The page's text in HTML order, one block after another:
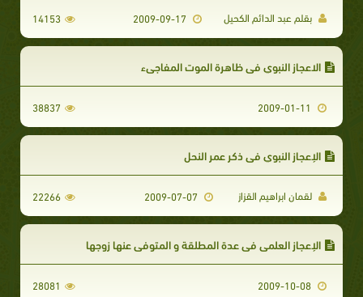
بقلم عبد الدائم الكحيل 14153
الاعجاز النبوي في ظاهرة الموت المفاجيء
38837
الإعجاز النبوي في ذكر عمر النحل
لقمان ابراهيم القزاز 22266
الإعجاز العلمي في عدة المطلقة و المتوفى عنها زوجها
28081